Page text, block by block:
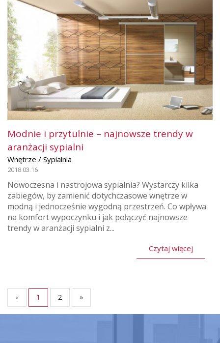
Modnie i przytulnie – najnowsze trendy w
aranżacji sypialni
Wnętrze / Sypialnia
2018.03.16
Nowoczesna i nastrojowa sypialnia? Wystarczy kilka
zabiegów, by zamienić dotychczasowe wnętrze w
modną i jednocześnie wygodną przestrzeń. Co wpływa
na komfort wypoczynku i jak połączyć najnowsze
trendy w aranżacji sypialni z...
Czytaj więcej
« 1 2 »